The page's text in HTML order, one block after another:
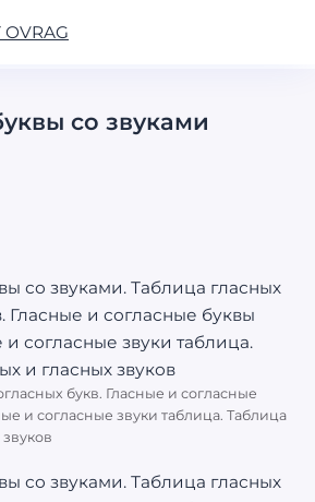
со звуками
букв. Гласные и согласные
и согласные звуки таблица. Таблица